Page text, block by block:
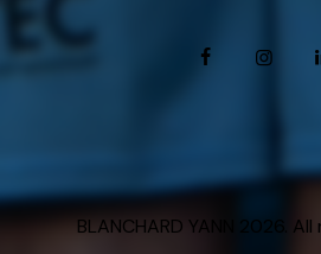
BLANCHARD YANN 2026.